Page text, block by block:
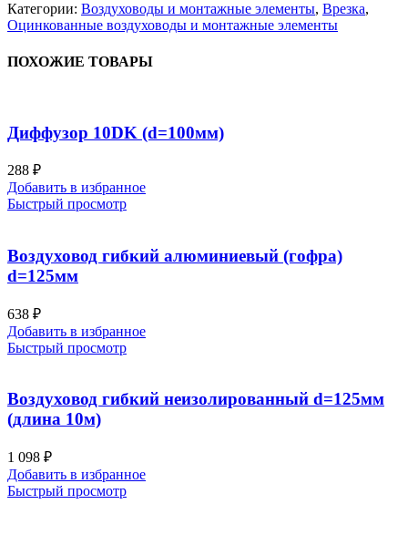
Категории: Воздуховоды и монтажные элементы, Врезка,
Оцинкованные воздуховоды и монтажные элементы
ПОХОЖИЕ ТОВАРЫ
Диффузор 10DK (d=100мм)
288 ₽
Добавить в избранное
Быстрый просмотр
Воздуховод гибкий алюминиевый (гофра)
d=125мм
638 ₽
Добавить в избранное
Быстрый просмотр
Воздуховод гибкий неизолированный d=125мм
(длина 10м)
1 098 ₽
Добавить в избранное
Быстрый просмотр